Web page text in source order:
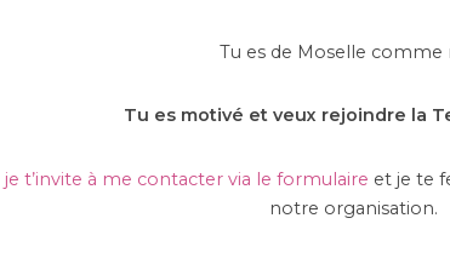
Tu es de Moselle comme
Tu es motivé et veux rejoindre la
je t’invite à me contacter via le formulaire et je te
notre organisation.